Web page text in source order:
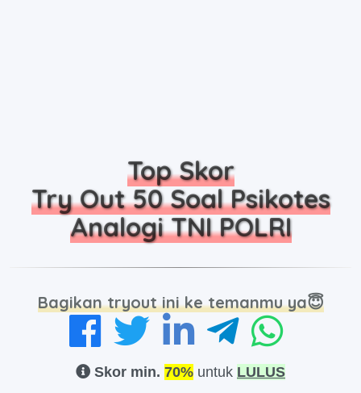
Top Skor
Try Out 50 Soal Psikotes
Analogi TNI POLRI
Bagikan tryout ini ke temanmu ya😇
Skor min. 70% untuk LULUS